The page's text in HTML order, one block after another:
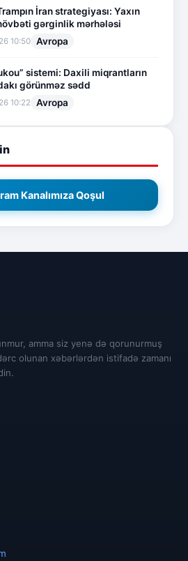
İran strategiyası: Yaxın
gərginlik mərhələsi
10:50 Avropa
sistemi: Daxili miqrantların
görünməz sədd
10:22 Avropa
Kanalımıza Qoşul
amma siz yenə də qorunurmuş
olunan xəbərlərdən istifadə zamanı